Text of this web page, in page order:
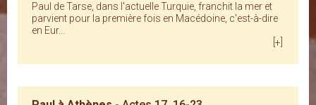
Paul de Tarse, dans l'actuelle Turquie, franchit la mer et
parvient pour la première fois en Macédoine, c'est-à-dire
en Eur...
[+]